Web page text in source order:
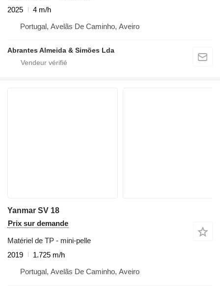
2025
4 m/h
Portugal, Avelãs De Caminho, Aveiro
Abrantes Almeida & Simões Lda
Yanmar SV 18
Prix sur demande
Matériel de TP - mini-pelle
2019
1.725 m/h
Portugal, Avelãs De Caminho, Aveiro